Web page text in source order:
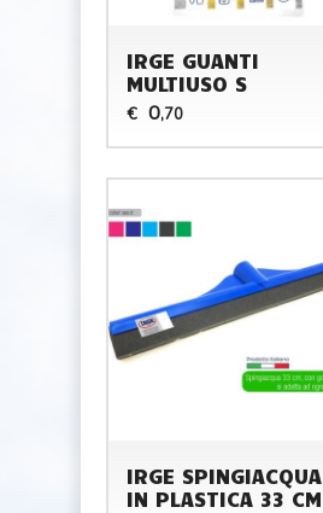
IRGE GUANTI
MULTIUSO S
€ 0,70
IRGE SPINGIACQUA
IN PLASTICA 33 CM